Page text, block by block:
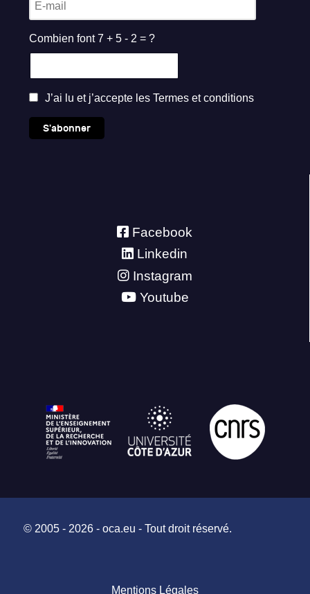
Combien font 7 + 5 - 2 = ?
J’ai lu et j’accepte les Termes et conditions
S'abonner
Facebook
Linkedin
Instagram
Youtube
© 2005 - 2026 - oca.eu - Tout droit réservé.
Mentions Légales